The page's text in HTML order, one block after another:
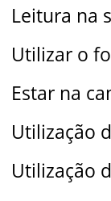
Leitura na
Utilizar o
Estar na
Utilização
Utilização